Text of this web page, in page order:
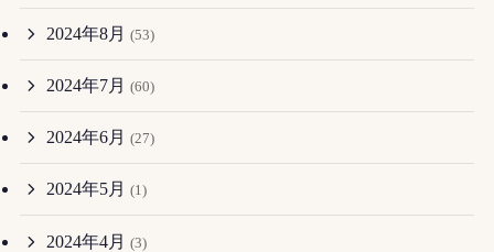
2024年8月 (53)
2024年7月 (60)
2024年6月 (27)
2024年5月 (1)
2024年4月 (3)